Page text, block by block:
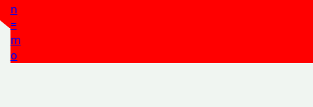
n
=
m
o